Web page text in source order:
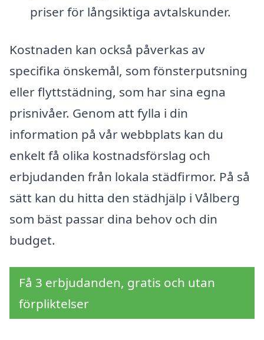
priser för långsiktiga avtalskunder.
Kostnaden kan också påverkas av
specifika önskemål, som fönsterputsning
eller flyttstädning, som har sina egna
prisnivåer. Genom att fylla i din
information på vår webbplats kan du
enkelt få olika kostnadsförslag och
erbjudanden från lokala städfirmor. På så
sätt kan du hitta den städhjälp i Vålberg
som bäst passar dina behov och din
budget.
Få 3 erbjudanden, gratis och utan
förpliktelser